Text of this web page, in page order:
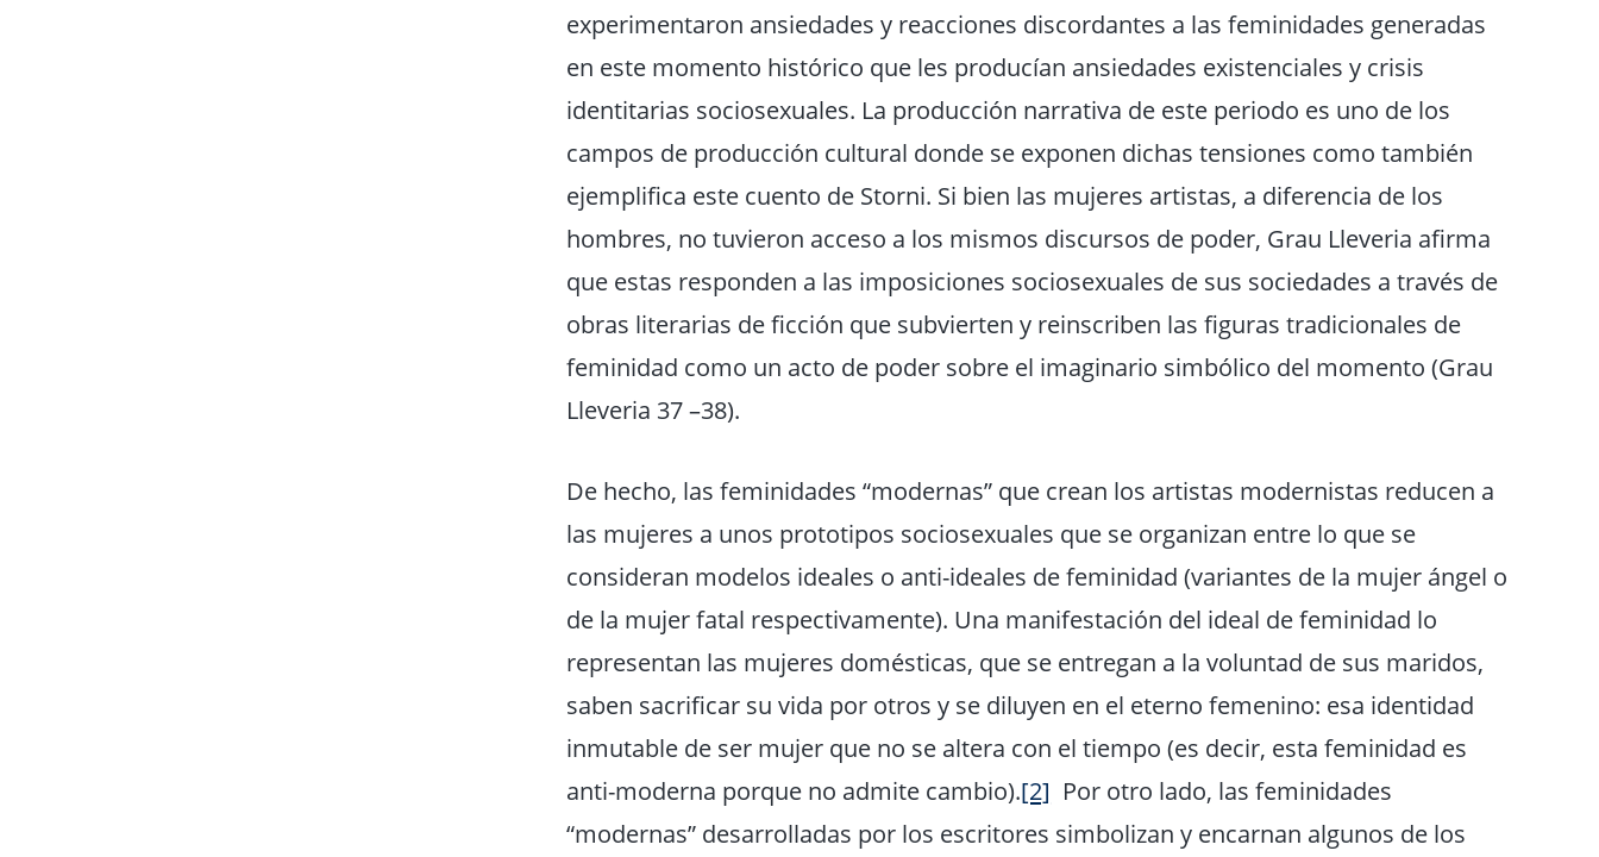
experimentaron ansiedades y reacciones discordantes a las feminidades generadas
en este momento histórico que les producían ansiedades existenciales y crisis
identitarias sociosexuales. La producción narrativa de este periodo es uno de los
campos de producción cultural donde se exponen dichas tensiones como también
ejemplifica este cuento de Storni. Si bien las mujeres artistas, a diferencia de los
hombres, no tuvieron acceso a los mismos discursos de poder, Grau Lleveria afirma
que estas responden a las imposiciones sociosexuales de sus sociedades a través de
obras literarias de ficción que subvierten y reinscriben las figuras tradicionales de
feminidad como un acto de poder sobre el imaginario simbólico del momento (Grau
Lleveria 37 –38).
De hecho, las feminidades “modernas” que crean los artistas modernistas reducen a
las mujeres a unos prototipos sociosexuales que se organizan entre lo que se
consideran modelos ideales o anti-ideales de feminidad (variantes de la mujer ángel o
de la mujer fatal respectivamente). Una manifestación del ideal de feminidad lo
representan las mujeres domésticas, que se entregan a la voluntad de sus maridos,
saben sacrificar su vida por otros y se diluyen en el eterno femenino: esa identidad
inmutable de ser mujer que no se altera con el tiempo (es decir, esta feminidad es
anti-moderna porque no admite cambio).[2] Por otro lado, las feminidades
“modernas” desarrolladas por los escritores simbolizan y encarnan algunos de los